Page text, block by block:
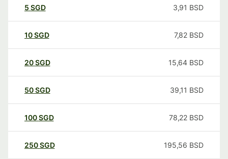
5 SGD 3,91 BSD
10SGD 7,82 BSD
20SGD 15,64 BSD
50SGD 39,11 BSD
100SGD 78,22 BSD
250SGD 195,56 BSD